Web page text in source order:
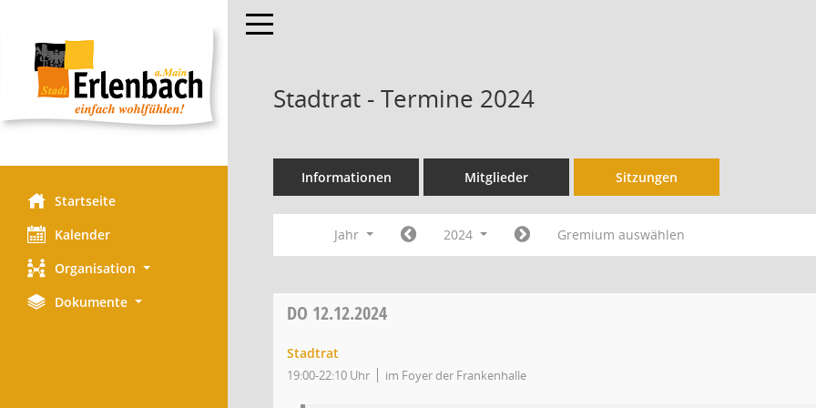
Startseite
Kalender
Organisation
Dokumente
Toggle navigation
Stadtrat - Termine 2024
Informationen Mitglieder Sitzungen
Jahr 2024 Gremium auswählen
DO 12.12.2024
Stadtrat
19:00-22:10 Uhr im Foyer der Frankenhalle